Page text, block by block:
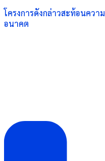
โครงการดังกล่าวสะท้อนคว
อนาคต